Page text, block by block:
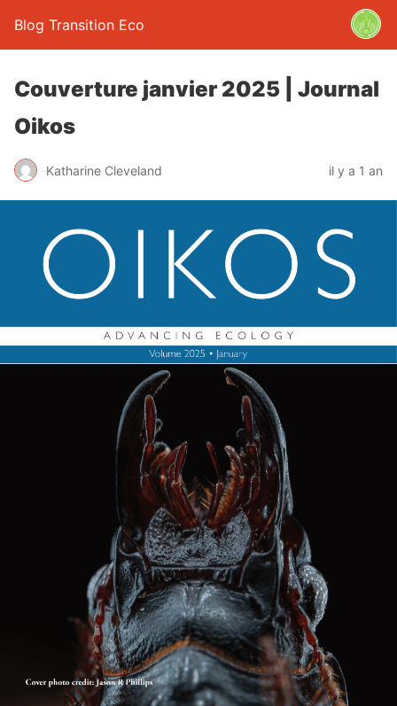
Blog Transition Eco
Couverture janvier 2025 | Journal
Oikos
Katharine Cleveland il y a 1 an